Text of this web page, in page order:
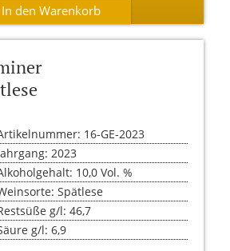
16-GE-2023
2023
10,0 Vol. %
Spätlese
g/l: 46,7
g/l: 6,9